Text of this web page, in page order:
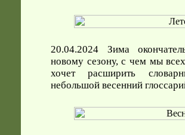
20.04.2024 Зима
новому сезону, с чем мы
хочет расширить
небольшой весенний